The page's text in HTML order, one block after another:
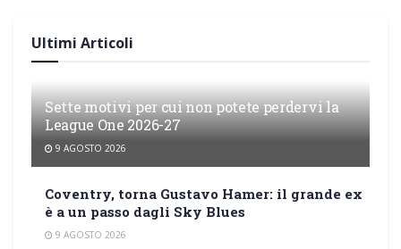
Ultimi Articoli
Sette motivi per cui non potete perdervi la
League One 2026-27
9 AGOSTO 2026
Coventry, torna Gustavo Hamer: il grande ex
è a un passo dagli Sky Blues
9 AGOSTO 2026